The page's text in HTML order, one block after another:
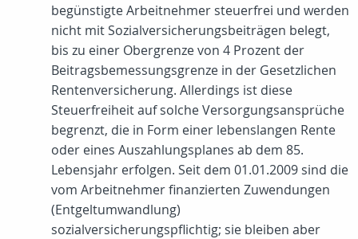
begünstigte Arbeitnehmer steuerfrei und werden
nicht mit Sozialversicherungsbeiträgen belegt,
bis zu einer Obergrenze von 4 Prozent der
Beitragsbemessungsgrenze in der Gesetzlichen
Rentenversicherung. Allerdings ist diese
Steuerfreiheit auf solche Versorgungsansprüche
begrenzt, die in Form einer lebenslangen Rente
oder eines Auszahlungsplanes ab dem 85.
Lebensjahr erfolgen. Seit dem 01.01.2009 sind die
vom Arbeitnehmer finanzierten Zuwendungen
(Entgeltumwandlung)
sozialversicherungspflichtig; sie bleiben aber